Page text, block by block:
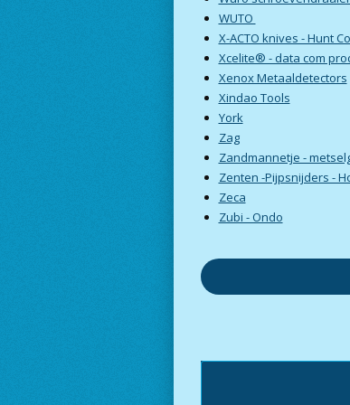
WUTO
X-ACTO knives - Hunt
Xcelite® - data com
Xenox Metaaldetectors
Xindao Tools
York
Zag
Zandmannetje -
Zenten -Pijpsnijders -
Zeca
Zubi - Ondo